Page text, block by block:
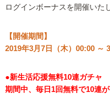
ログインボーナスを開催いた
【開催期間】
2019年3月7日（木）00:00 ～
●新生活応援無料10連ガチャ
期間中、毎日1回無料で10連